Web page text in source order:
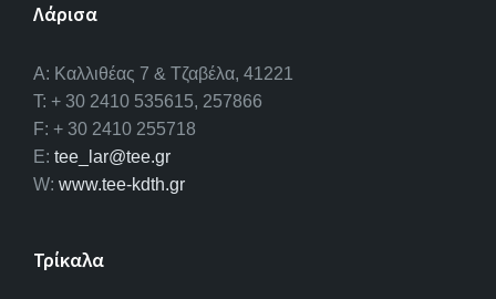
Λάρισα
A: Καλλιθέας 7 & Τζαβέλα, 41221
T: + 30 2410 535615, 257866
F: + 30 2410 255718
E: tee_lar@tee.gr
W: www.tee-kdth.gr
Τρίκαλα